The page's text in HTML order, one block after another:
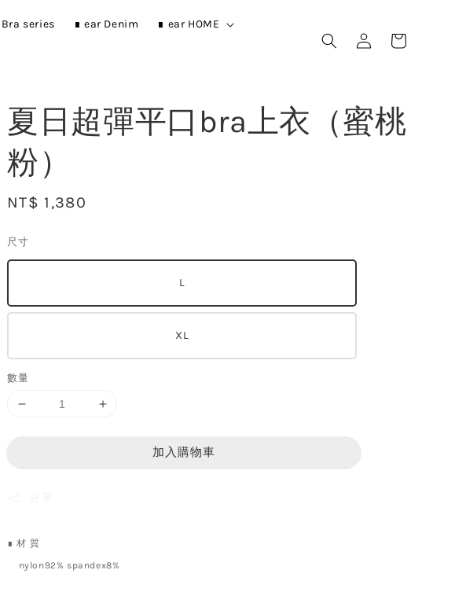
Bra series ∎ ear Denim ∎ ear HOME
夏日超彈平口bra上衣（蜜桃
粉）
Regular
NT$ 1,380
尺寸
L
XL
數量
加入購物車
∎ 材 質
nylon92% spandex8%